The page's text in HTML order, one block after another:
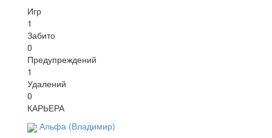
Игр
1
Забито
0
Предупреждений
1
Удалений
0
КАРЬЕРА
Альфа (Владимир)